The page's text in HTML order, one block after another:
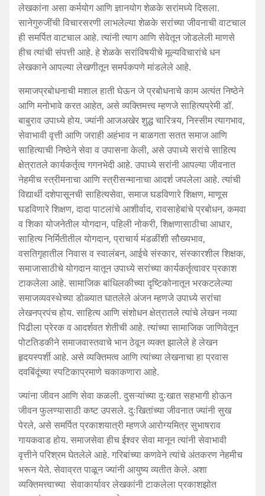
लेखकांना असा कर्मयोग आणि ज्ञानयोग शेळके सरांमध्ये दिसला.
सानेगुरुजींची विचारसरणी लाभलेल्या शेळके सरांच्या जीवनाची वाटचाल
ही समर्पित वाटचाल आहे. त्यांनी त्याग आणि सेवेतून जोडलेली माणसे
हीच त्यांची संपत्ती आहे. हे शेळके सरांविषयीचे मूल्यविचारांचे धन
लेखकाने आपल्या लेखणीतून समर्पकपणे मांडलेले आहे.
समाजप्रबोधनाची मशाल हाती घेऊन जे प्रबोधनाचे काम अत्यंत निष्ठेने
आणि मनोभावे करत आहेत, असे व्यक्तिमत्त्व म्हणजे साहित्यप्रेमी डॉ.
बाबुराव उपाध्ये होय. ज्यांनी आजअखेर शुद्ध चारित्र्य, निस्सीम त्यागभाव,
सेवाभावी वृत्ती आणि जराही अहंभाव न बाळगता सतत समाज आणि
साहित्याची निष्ठेने सेवा व उपासना केली, असे उपाध्ये सरांचे साहित्य
क्षेत्रातले कार्यकर्तृत्व गगनभेदी आहे. उपाध्ये सरांनी आपल्या जीवनात
नेहमीच स्त्रीमनाचा आणि स्त्रीसन्मानाचा आदर्श जपलेला आहे. त्यांची
विद्यार्थी दशेपासूनची साहित्यसेवा, समाज घडविणारे शिक्षण, माणूस
घडविणारे शिक्षण, दादा पाटलांचे आशीर्वाद, रावसाहेबांचे प्रबोधन, कमवा
व शिका योजनेतील योगदान, पहिली नोकरी, शिक्षणासाठीचा आधार,
साहित्य निर्मितीतील योगदान, प्राचार्य मंडळींशी सौख्यभाव,
वसतिगृहातील निवास व स्वालंबन, आईचे संस्कार, संस्कारशील शिक्षक,
समाजासाठीचे योगदान यातून उपाध्ये सरांच्या कार्यकर्तृत्वावर प्रकाश
टाकलेला आहे. सामाजिक बांधिलकीच्या दृष्टिकोनातून भरकटलेल्या
समाजव्यवस्थेच्या डोळ्यात घातलेले अंजन म्हणजे उपाध्ये सरांचा
लेखनप्रपंच होय. साहित्य आणि संशोधन क्षेत्रातले त्यांचे लेखन नव्या
पिढीला प्रेरक व आदर्शवत शेतीची आहे. त्यांच्या सामाजिक जाणिवेतून
पोटतिडकीने समाजवास्तवाचे भान ठेवून व्यक्त झालेले हे लेखन
हृदयस्पर्शी आहे. असे व्यक्तिमत्व आणि त्यांच्या लेखनाचा हा प्रवास
दवबिंदूंच्या स्पटिकाप्रमाणे चकाकणारा आहे.
ज्यांना जीवन आणि सेवा कळली. दुसऱ्यांच्या दुःखात सहभागी होऊन
जीवन फुलण्यासाठी कष्ट उपसले. दुःखितांच्या जीवनात ज्यांनी सुख
पेरले, असे समर्पित प्रकाशयात्री म्हणजे आरोग्यमित्र सुभाषराव
गायकवाड होय. समाजसेवा हीच ईश्वर सेवा मानून त्यांनी सेवाभावी
वृत्तीने परिश्रम घेतलेले आहे. गरिबांच्या कणवेने त्यांचे अंतकरण नेहमीच
भरून येते. सेवाव्रत पाळून ज्यांनी आयुष्य व्यतीत केले. अशा
व्यक्तिमत्त्वाच्या सेवाकार्यावर लेखकांनी टाकलेला प्रकाशझोत